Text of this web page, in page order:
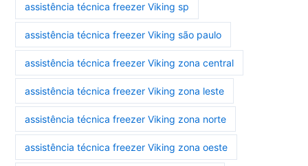
assistência técnica freezer Viking sp
assistência técnica freezer Viking são paulo
assistência técnica freezer Viking zona central
assistência técnica freezer Viking zona leste
assistência técnica freezer Viking zona norte
assistência técnica freezer Viking zona oeste